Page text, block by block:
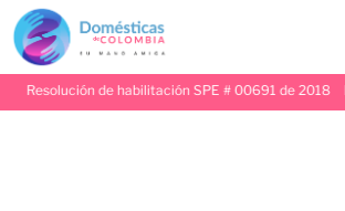
Resolución de habilitación SPE # 00691 de 2018